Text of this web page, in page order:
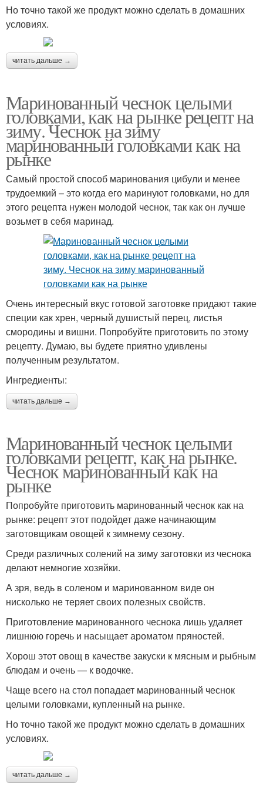
Но точно такой же продукт можно сделать в домашних
условиях.
читать дальше →
Маринованный чеснок целыми
головками, как на рынке рецепт на
зиму. Чеснок на зиму
маринованный головками как на
рынке
Самый простой способ маринования цибули и менее
трудоемкий – это когда его маринуют головками, но для
этого рецепта нужен молодой чеснок, так как он лучше
возьмет в себя маринад.
Очень интересный вкус готовой заготовке придают такие
специи как хрен, черный душистый перец, листья
смородины и вишни. Попробуйте приготовить по этому
рецепту. Думаю, вы будете приятно удивлены
полученным результатом.
Ингредиенты:
читать дальше →
Маринованный чеснок целыми
головками рецепт, как на рынке.
Чеснок маринованный как на
рынке
Попробуйте приготовить маринованный чеснок как на
рынке: рецепт этот подойдет даже начинающим
заготовщикам овощей к зимнему сезону.
Среди различных солений на зиму заготовки из чеснока
делают немногие хозяйки.
А зря, ведь в соленом и маринованном виде он
нисколько не теряет своих полезных свойств.
Приготовление маринованного чеснока лишь удаляет
лишнюю горечь и насыщает ароматом пряностей.
Хорош этот овощ в качестве закуски к мясным и рыбным
блюдам и очень — к водочке.
Чаще всего на стол попадает маринованный чеснок
целыми головками, купленный на рынке.
Но точно такой же продукт можно сделать в домашних
условиях.
читать дальше →